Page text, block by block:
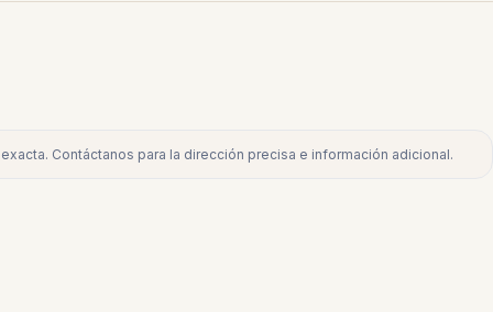
Contáctanos para la dirección precisa e información adicional.